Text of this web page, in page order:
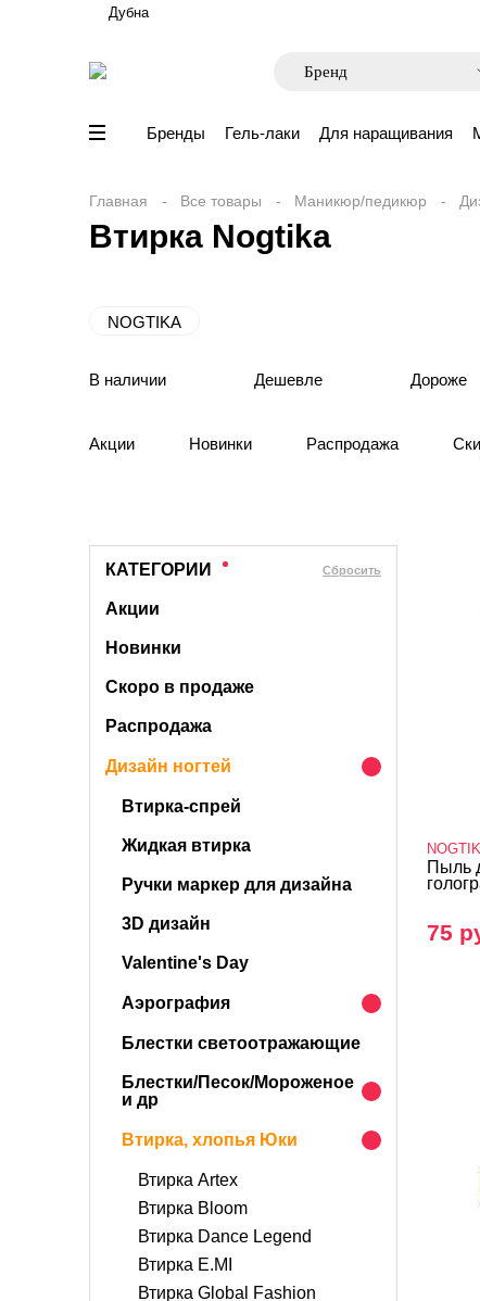
Дубна
Бренды Гель-лаки Для наращивания
Главная Все товары Маникюр/педикюр
Втирка Nogtika
NOGTIKA
В наличии Дешевле Дороже
Акции Новинки Распродажа
КАТЕГОРИИ Cбросить
Акции
Новинки
Скоро в продаже
Распродажа
Дизайн ногтей
Втирка-спрей
Жидкая втирка
Ручки маркер для дизайна
3D дизайн
Valentine's Day
Аэрография
Блестки светоотражающие
Блестки/Песок/Мороженое
и др
Втирка, хлопья Юки
Втирка Artex
Втирка Bloom
Втирка Dance Legend
Втирка E.MI
Втирка Global Fashion
Пыль
75